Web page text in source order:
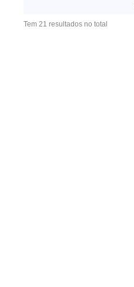
Tem 21 resultados no total